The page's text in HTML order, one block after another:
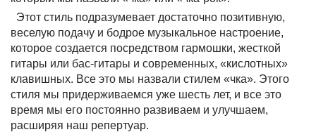
Этот стиль подразумевает достаточно позитивную,
веселую подачу и бодрое музыкальное настроение,
которое создается посредством гармошки, жесткой
гитары или бас-гитары и современных, «кислотных»
клавишных. Все это мы назвали стилем «чка». Этого
стиля мы придерживаемся уже шесть лет, и все это
время мы его постоянно развиваем и улучшаем,
расширяя наш репертуар.